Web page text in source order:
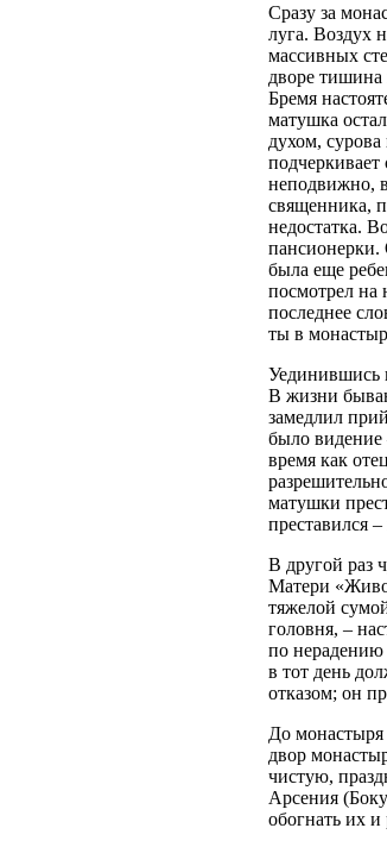
Сразу за
луга. Воздух
массивных
дворе тишина
Бремя
матушка
духом,
неподвижно,
священника,
недостатка.
была еще
посмотрел на
последнее
ты в
Уединившись
В жизни
замедлил
было видение
время как
матушки
преставился
В другой раз
Матери
тяжелой
головня, –
по нерадению
в тот день
отказом; он
До монастыря
двор
чистую,
Арсения
обогнать их и